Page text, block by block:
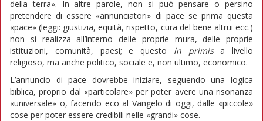
della terra». In altre parole, non si può pensare o persino
pretendere di essere «annunciatori» di pace se prima questa
«pace» (leggi: giustizia, equità, rispetto, cura del bene altrui ecc.)
non si realizza all’interno delle proprie mura, delle proprie
istituzioni, comunità, paesi; e questo in primisa livello
religioso, ma anche politico, sociale e, non ultimo, economico.
L’annuncio di pace dovrebbe iniziare, seguendo una logica
biblica, proprio dal «particolare» per poter avere una risonanza
«universale» o, facendo eco al Vangelo di oggi, dalle «piccole»
cose per poter essere credibili nelle «grandi» cose.